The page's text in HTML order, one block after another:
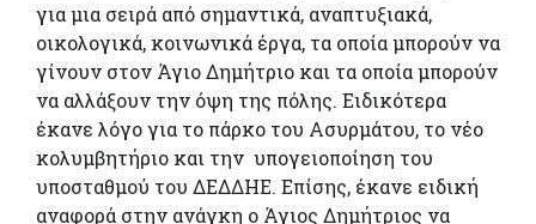
για μια σειρά από σημαντικά, αναπτυξιακά,
οικολογικά, κοινωνικά έργα, τα οποία μπορούν να
γίνουν στον Άγιο Δημήτριο και τα οποία μπορούν
να αλλάξουν την όψη της πόλης. Ειδικότερα
έκανε λόγο για το πάρκο του Ασυρμάτου, το νέο
κολυμβητήριο και την υπογειοποίηση του
υποσταθμού του ΔΕΔΔΗΕ. Επίσης, έκανε ειδική
αναφορά στην ανάγκη ο Άγιος Δημήτριος να